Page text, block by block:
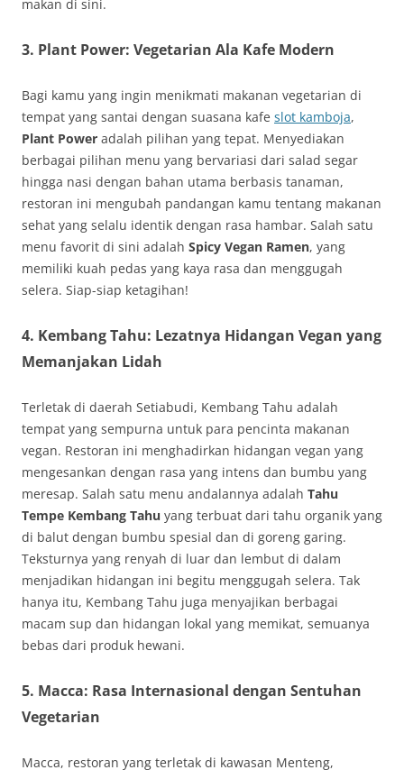
makan di sini.
3. Plant Power: Vegetarian Ala Kafe Modern
Bagi kamu yang ingin menikmati makanan vegetarian di
tempat yang santai dengan suasana kafe slot kamboja,
Plant Power adalah pilihan yang tepat. Menyediakan
berbagai pilihan menu yang bervariasi dari salad segar
hingga nasi dengan bahan utama berbasis tanaman,
restoran ini mengubah pandangan kamu tentang makanan
sehat yang selalu identik dengan rasa hambar. Salah satu
menu favorit di sini adalah Spicy Vegan Ramen, yang
memiliki kuah pedas yang kaya rasa dan menggugah
selera. Siap-siap ketagihan!
4. Kembang Tahu: Lezatnya Hidangan Vegan yang
Memanjakan Lidah
Terletak di daerah Setiabudi, Kembang Tahu adalah
tempat yang sempurna untuk para pencinta makanan
vegan. Restoran ini menghadirkan hidangan vegan yang
mengesankan dengan rasa yang intens dan bumbu yang
meresap. Salah satu menu andalannya adalah Tahu
Tempe Kembang Tahu yang terbuat dari tahu organik yang
di balut dengan bumbu spesial dan di goreng garing.
Teksturnya yang renyah di luar dan lembut di dalam
menjadikan hidangan ini begitu menggugah selera. Tak
hanya itu, Kembang Tahu juga menyajikan berbagai
macam sup dan hidangan lokal yang memikat, semuanya
bebas dari produk hewani.
5. Macca: Rasa Internasional dengan Sentuhan
Vegetarian
Macca, restoran yang terletak di kawasan Menteng,